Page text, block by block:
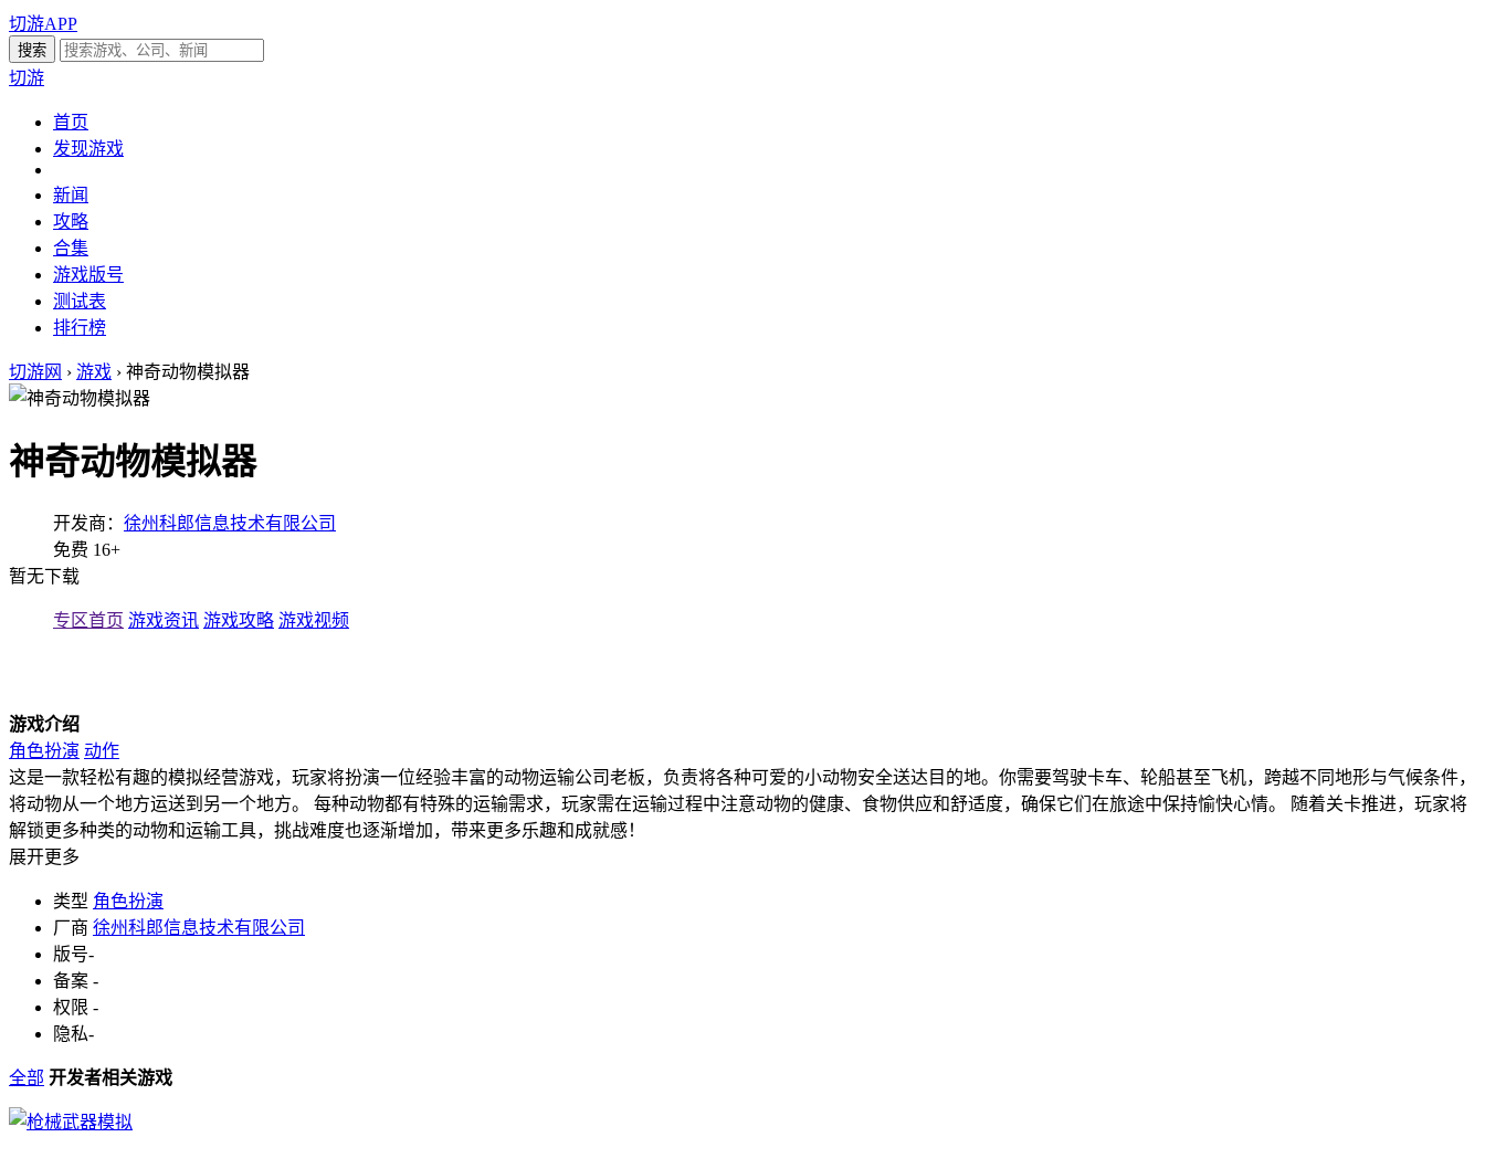
切游APP
切游
首页
发现游戏
新闻
攻略
合集
游戏版号
测试表
排行榜
切游网 › 游戏 › 神奇动物模拟器
神奇动物模拟器
开发商： 徐州科郎信息技术有限公司
免费 16+
暂无下载
专区首页 游戏资讯 游戏攻略 游戏视频
游戏介绍
角色扮演 动作
这是一款轻松有趣的模拟经营游戏，玩家将扮演一位经验丰富的动物运输公司老板，负责将各种可爱的小动物安全送达目的地。你需要驾驶卡车、轮船甚至飞机，跨越不同地形与气候条件，
将动物从一个地方运送到另一个地方。 每种动物都有特殊的运输需求，玩家需在运输过程中注意动物的健康、食物供应和舒适度，确保它们在旅途中保持愉快心情。 随着关卡推进，玩家将
解锁更多种类的动物和运输工具，挑战难度也逐渐增加，带来更多乐趣和成就感！
展开更多
类型 角色扮演
厂商 徐州科郎信息技术有限公司
版号-
备案 -
权限 -
隐私-
全部 开发者相关游戏